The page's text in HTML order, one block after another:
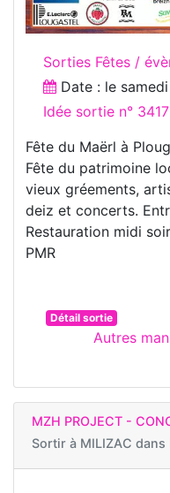
Sorties Fêtes /
Date : le
Idée sortie n°
Fête du Maërl à
Fête du patrimoine
vieux gréements,
deiz et concerts.
Restauration midi
PMR
Détail sortie
Autres
MZH PROJECT -
Sortir à MILIZAC